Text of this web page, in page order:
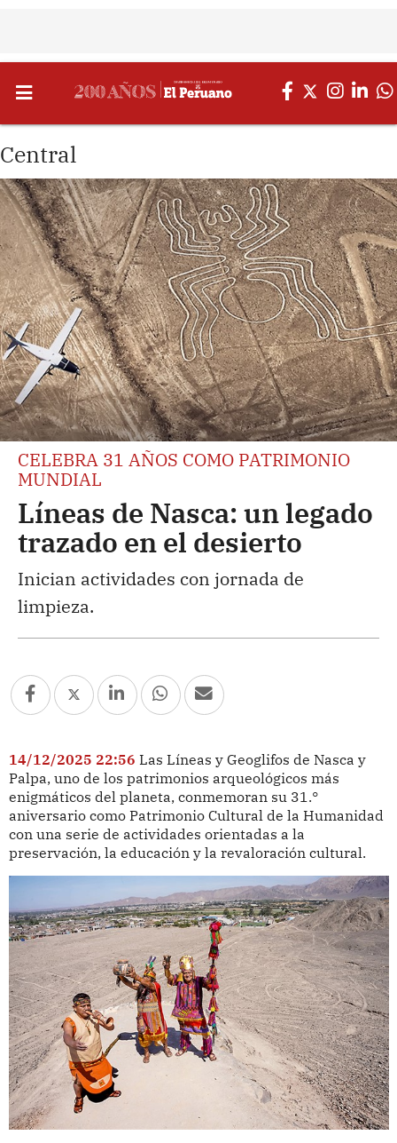
Central
CELEBRA 31 AÑOS COMO PATRIMONIO
MUNDIAL
Líneas de Nasca: un legado
trazado en el desierto
Inician actividades con jornada de
limpieza.
14/12/2025 22:56 Las Líneas y Geoglifos de Nasca y
Palpa, uno de los patrimonios arqueológicos más
enigmáticos del planeta, conmemoran su 31.°
aniversario como Patrimonio Cultural de la Humanidad
con una serie de actividades orientadas a la
preservación, la educación y la revaloración cultural.